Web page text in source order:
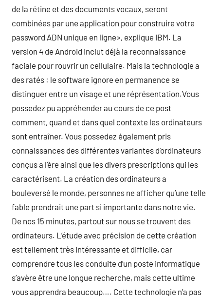
de la rétine et des documents vocaux, seront
combinées par une application pour construire votre
password ADN unique en ligne», explique IBM. La
version 4 de Android inclut déjà la reconnaissance
faciale pour rouvrir un cellulaire. Mais la technologie a
des ratés : le software ignore en permanence se
distinguer entre un visage et une réprésentation.Vous
possedez pu appréhender au cours de ce post
comment, quand et dans quel contexte les ordinateurs
sont entraîner. Vous possedez également pris
connaissances des différentes variantes d’ordinateurs
conçus a l’ère ainsi que les divers prescriptions qui les
caractérisent. La création des ordinateurs a
bouleversé le monde, personnes ne afficher qu’une telle
fable prendrait une part si importante dans notre vie.
De nos 15 minutes, partout sur nous se trouvent des
ordinateurs. L’étude avec précision de cette création
est tellement très intéressante et difficile, car
comprendre tous les conduite d’un poste informatique
s’avère être une longue recherche, mais cette ultime
vous apprendra beaucoup…. Cette technologie n’a pas